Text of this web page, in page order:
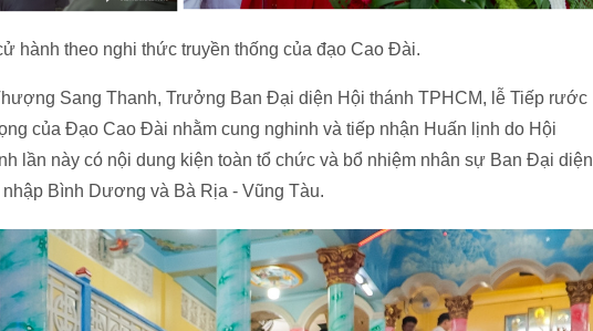
hành theo nghi thức truyền thống của đạo Cao Đài.
Sang Thanh, Trưởng Ban Đại diện Hội thánh TPHCM, lễ Tiếp rước
của Đạo Cao Đài nhằm cung nghinh và tiếp nhận Huấn lịnh do Hội
lần này có nội dung kiện toàn tổ chức và bổ nhiệm nhân sự Ban Đại diện
Bình Dương và Bà Rịa - Vũng Tàu.